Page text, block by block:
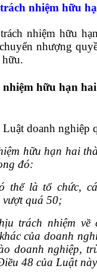
nhiệm hữu
nhiệm hữu
nhượng
hữu hạn
doanh nghiệp
hữu hạn hai
đó:
thể là tổ chức,
vượt quá 50;
trách nhiệm về
của doanh
doanh nghiệp,
48 của Luật